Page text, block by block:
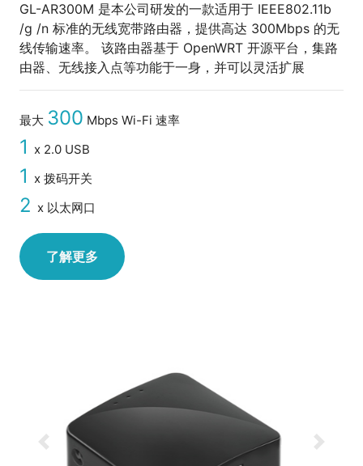
GL-AR300M 是本公司研发的一款适用于 IEEE802.11b
/g /n 标准的无线宽带路由器，提供高达 300Mbps 的无
线传输速率。 该路由器基于 OpenWRT 开源平台，集路
由器、无线接入点等功能于一身，并可以灵活扩展
最大 300 Mbps Wi-Fi 速率
1 x 2.0 USB
1 x 拨码开关
2 x 以太网口
了解更多
Previous Next